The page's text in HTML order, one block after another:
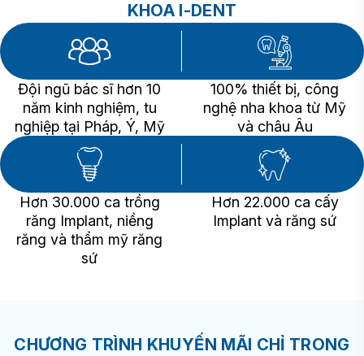
KHOA I-DENT
Đội ngũ bác sĩ hơn 10
năm kinh nghiệm, tu
nghiệp tại Pháp, Ý, Mỹ
100% thiết bị, công
nghệ nha khoa từ Mỹ
và châu Âu
Hơn 30.000 ca trồng
răng Implant, niềng
răng và thẩm mỹ răng
sứ
Hơn 22.000 ca cấy
Implant và răng sứ
CHƯƠNG TRÌNH KHUYẾN MÃI CHỈ TRONG